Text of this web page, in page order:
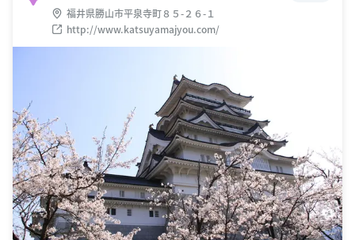
福井県勝山市平泉寺町８５-２６-１
http://www.katsuyamajyou.com/